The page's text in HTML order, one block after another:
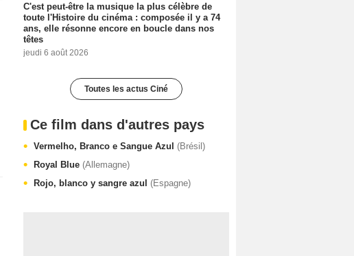
C'est peut-être la musique la plus célèbre de
toute l'Histoire du cinéma : composée il y a 74
ans, elle résonne encore en boucle dans nos
têtes
jeudi 6 août 2026
Toutes les actus Ciné
Ce film dans d'autres pays
Vermelho, Branco e Sangue Azul (Brésil)
Royal Blue (Allemagne)
Rojo, blanco y sangre azul (Espagne)